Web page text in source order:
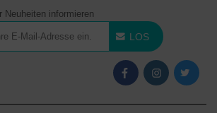
Neuheiten informieren
LOS